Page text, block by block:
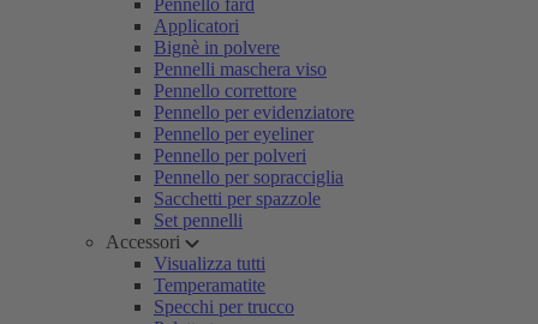
Pennello fard
Applicatori
Bignè in polvere
Pennelli maschera viso
Pennello correttore
Pennello per evidenziatore
Pennello per eyeliner
Pennello per polveri
Pennello per sopracciglia
Sacchetti per spazzole
Set pennelli
Accessori
Visualizza tutti
Temperamatite
Specchi per trucco